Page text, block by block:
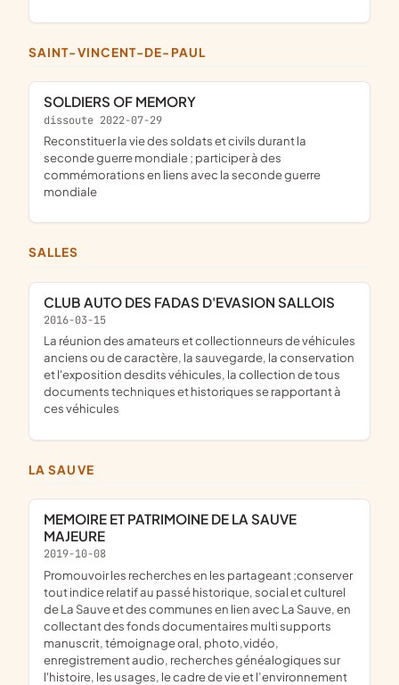
SAINT-VINCENT-DE-PAUL
SOLDIERS OF MEMORY
dissoute 2022-07-29
reconstituer la vie des soldats et civils durant la
seconde guerre mondiale ; participer à des
commémorations en liens avec la seconde guerre
mondiale
SALLES
CLUB AUTO DES FADAS D'EVASION SALLOIS
2016-03-15
la réunion des amateurs et collectionneurs de véhicules
anciens ou de caractère, la sauvegarde, la conservation
et l'exposition desdits véhicules, la collection de tous
documents techniques et historiques se rapportant à
ces véhicules
LA SAUVE
MEMOIRE ET PATRIMOINE DE LA SAUVE
MAJEURE
2019-10-08
promouvoir les recherches en les partageant ;conserver
tout indice relatif au passé historique, social et culturel
de La Sauve et des communes en lien avec La Sauve, en
collectant des fonds documentaires multi supports
manuscrit, témoignage oral, photo,vidéo,
enregistrement audio, recherches généalogiques sur
l'histoire, les usages, le cadre de vie et l’environnement